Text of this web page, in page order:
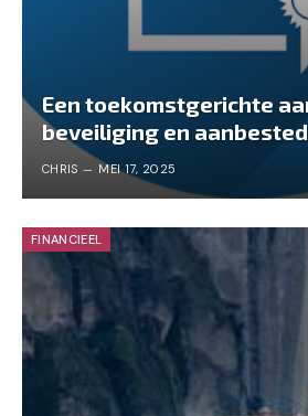
Een toekomstgerichte
beveiliging en
CHRIS MEI 17, 2025
FINANCIEEL